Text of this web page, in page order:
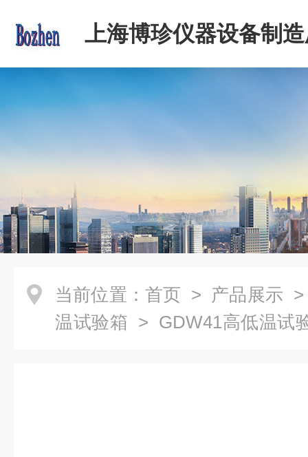
上海博珍仪器设备制
当前位置： 首页 > 产品展示
温试验箱 > GDW41高低温试